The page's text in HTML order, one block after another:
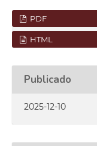
PDF
HTML
Publicado
2025-12-10